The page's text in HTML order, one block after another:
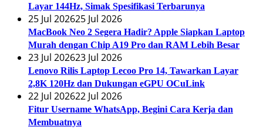
Layar 144Hz, Simak Spesifikasi Terbarunya
25 Jul 202625 Jul 2026
MacBook Neo 2 Segera Hadir? Apple Siapkan Laptop
Murah dengan Chip A19 Pro dan RAM Lebih Besar
23 Jul 202623 Jul 2026
Lenovo Rilis Laptop Lecoo Pro 14, Tawarkan Layar
2,8K 120Hz dan Dukungan eGPU OCuLink
22 Jul 202622 Jul 2026
Fitur Username WhatsApp, Begini Cara Kerja dan
Membuatnya